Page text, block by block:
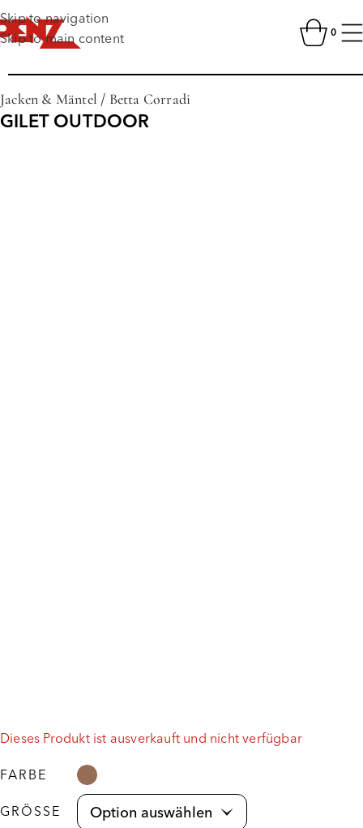
Skip to navigation
Skip to main content
0
Jacken & Mäntel / Betta Corradi
GILET OUTDOOR
Dieses Produkt ist ausverkauft und nicht verfügbar
FARBE
GRÖSSE